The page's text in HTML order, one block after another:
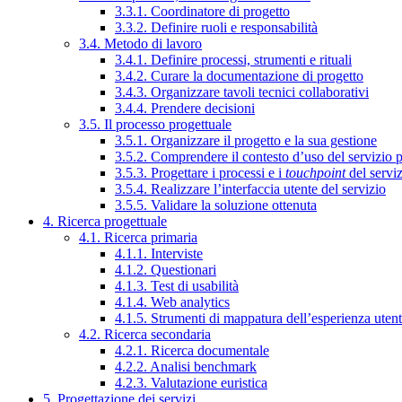
3.3.1. Coordinatore di progetto
3.3.2. Definire ruoli e responsabilità
3.4. Metodo di lavoro
3.4.1. Definire processi, strumenti e rituali
3.4.2. Curare la documentazione di progetto
3.4.3. Organizzare tavoli tecnici collaborativi
3.4.4. Prendere decisioni
3.5. Il processo progettuale
3.5.1. Organizzare il progetto e la sua gestione
3.5.2. Comprendere il contesto d’uso del servizio
3.5.3. Progettare i processi e i touchpointdel
3.5.4. Realizzare l’interfaccia utente del servizio
3.5.5. Validare la soluzione ottenuta
4. Ricerca progettuale
4.1. Ricerca primaria
4.1.1. Interviste
4.1.2. Questionari
4.1.3. Test di usabilità
4.1.4. Web analytics
4.1.5. Strumenti di mappatura dell’esperienza
4.2. Ricerca secondaria
4.2.1. Ricerca documentale
4.2.2. Analisi benchmark
4.2.3. Valutazione euristica
5. Progettazione dei servizi